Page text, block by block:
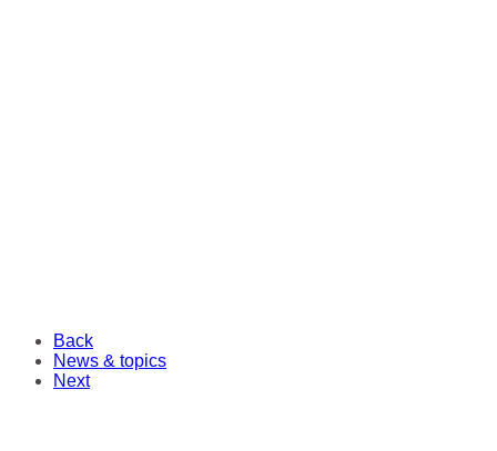
Back
News & topics
Next